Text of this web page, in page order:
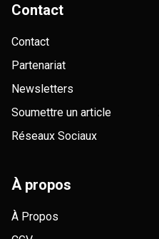
Contact
Contact
Partenariat
Newsletters
Soumettre un article
Réseaux Sociaux
À propos
À Propos